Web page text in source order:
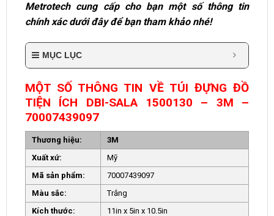
Metrotech cung cấp cho bạn một số thông tin
chính xác dưới đây để bạn tham khảo nhé!
MỤC LỤC
MỘT SỐ THÔNG TIN VỀ TÚI ĐỰNG ĐỒ
TIỆN ÍCH DBI-SALA 1500130 – 3M –
70007439097
Thương hiệu:
3M
Xuất xứ:
Mỹ
Mã sản phẩm:
70007439097
Màu sắc:
Trắng
Kích thước:
11in x 5in x 10.5in